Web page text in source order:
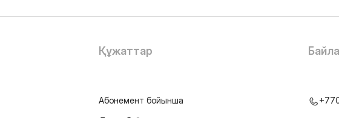
Құжаттар
Абонемент бойынша